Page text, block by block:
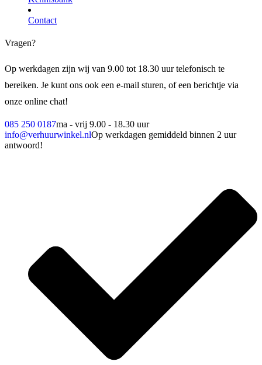
Contact
Vragen?
Op werkdagen zijn wij van 9.00 tot 18.30 uur telefonisch te
bereiken. Je kunt ons ook een e-mail sturen, of een berichtje via
onze online chat!
085 250 0187ma - vrij 9.00 - 18.30 uur
info@verhuurwinkel.nlOp werkdagen gemiddeld binnen 2 uur
antwoord!